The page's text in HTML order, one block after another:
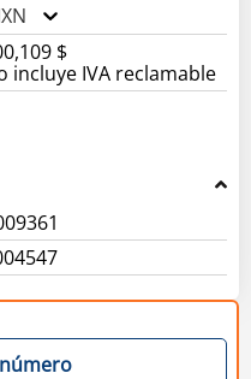
$
incluye IVA reclamable